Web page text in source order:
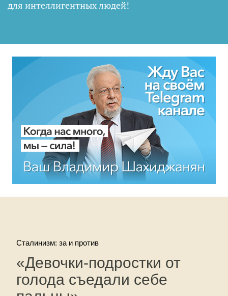
для интеллигентных людей!
Сталинизм: за и против
«Девочки-подростки от
голода съедали себе